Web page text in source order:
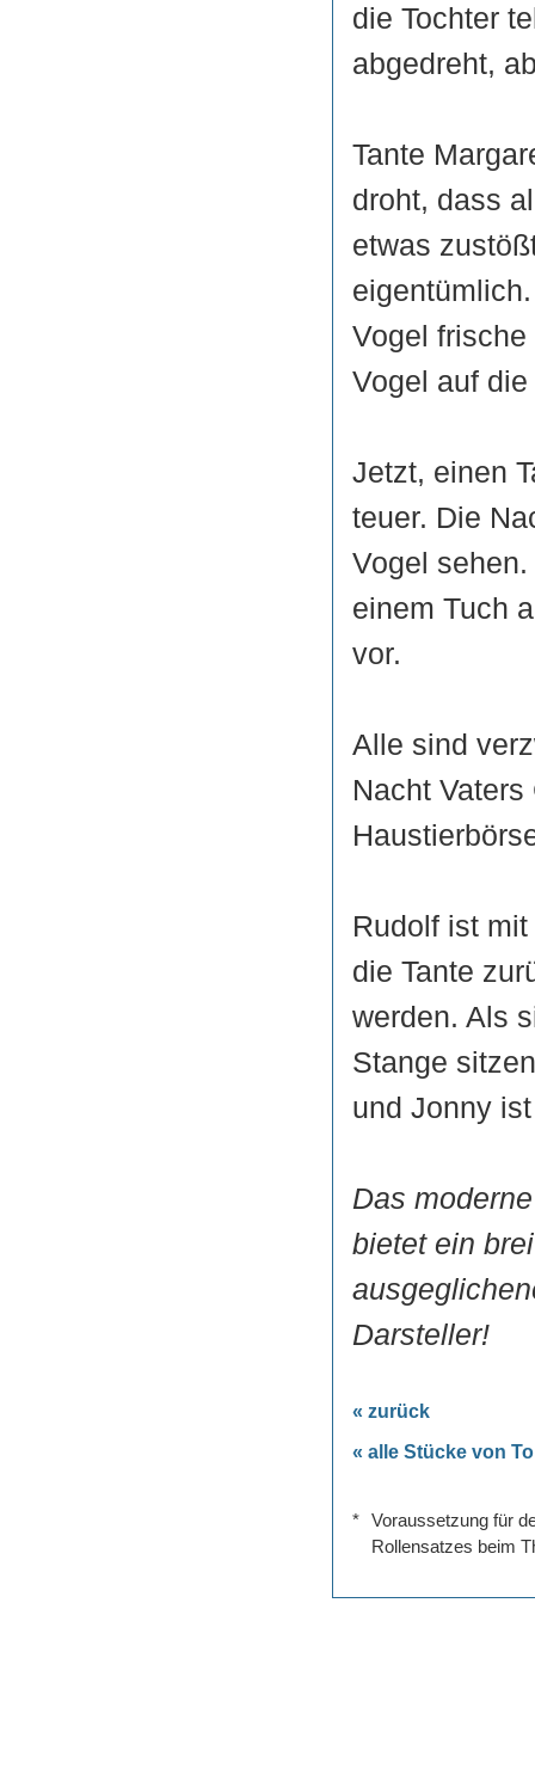
die Tochter
abgedreht,
Tante
droht, dass
etwas
Vogel
Vogel auf
Jetzt, einen
teuer. Die
Vogel
einem Tuch
vor.
Alle sind
Nacht
Rudolf ist
die Tante
werden. Als
Stange
und Jonny
Das
bietet ein
Darsteller!
« zurück
« alle Stücke von
*
Voraussetzung für
Rollensatzes beim